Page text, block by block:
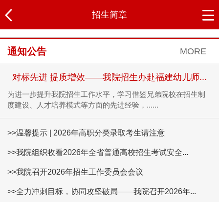
招生简章
通知公告 MORE
对标先进 提质增效——我院招生办赴福建幼儿师...
为进一步提升我院招生工作水平，学习借鉴兄弟院校在招生制
度建设、人才培养模式等方面的先进经验，......
>>温馨提示 | 2026年高职分类录取考生请注意
>>我院组织收看2026年全省普通高校招生考试安全...
>>我院召开2026年招生工作委员会会议
>>全力冲刺目标，协同攻坚破局——我院召开2026年...